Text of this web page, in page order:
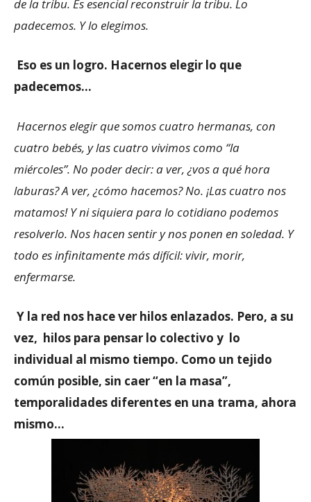
de la tribu. Es esencial reconstruir la tribu. Lo
padecemos. Y lo elegimos.
Eso es un logro. Hacernos elegir lo que
padecemos…
Hacernos elegir que somos cuatro hermanas, con
cuatro bebés, y las cuatro vivimos como “la
miércoles”. No poder decir: a ver, ¿vos a qué hora
laburas? A ver, ¿cómo hacemos? No. ¡Las cuatro nos
matamos! Y ni siquiera para lo cotidiano podemos
resolverlo. Nos hacen sentir y nos ponen en soledad. Y
todo es infinitamente más difícil: vivir, morir,
enfermarse.
Y la red nos hace ver hilos enlazados. Pero, a su
vez, hilos para pensar lo colectivo y lo
individual al mismo tiempo. Como un tejido
común posible, sin caer “en la masa”,
temporalidades diferentes en una trama, ahora
mismo…